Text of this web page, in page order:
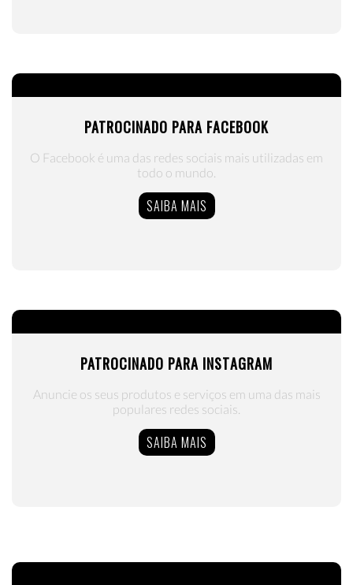
PATROCINADO PARA FACEBOOK
O Facebook é uma das redes sociais mais utilizadas em
todo o mundo.
SAIBA MAIS
PATROCINADO PARA INSTAGRAM
Anuncie os seus produtos e serviços em uma das mais
populares redes sociais.
SAIBA MAIS